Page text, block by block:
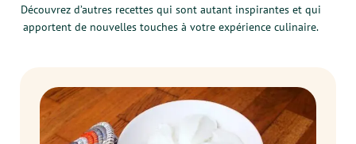
Découvrez d’autres recettes qui sont autant inspirantes et qui
apportent de nouvelles touches à votre expérience culinaire.